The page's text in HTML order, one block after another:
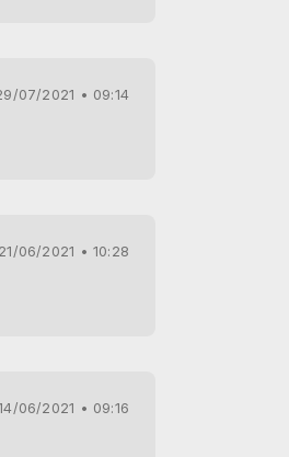
07/2021 • 09:14
21/06/2021 • 10:28
06/2021 • 09:16